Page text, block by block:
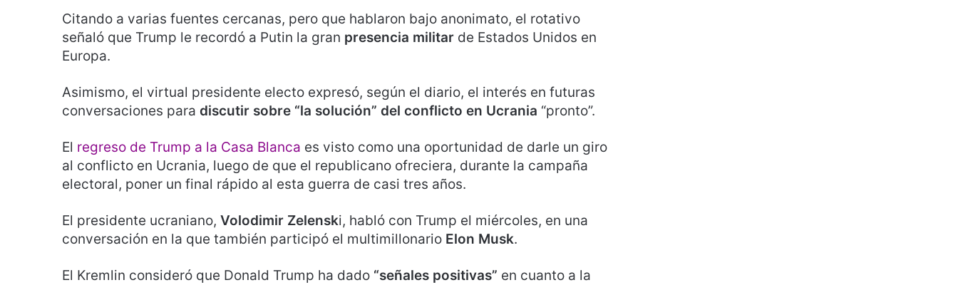
Citando a varias fuentes cercanas, pero que hablaron bajo anonimato, el rotativo
señaló que Trump le recordó a Putin la gran presencia militar de Estados Unidos en
Europa.
Asimismo, el virtual presidente electo expresó, según el diario, el interés en futuras
conversaciones para discutir sobre “la solución” del conflicto en Ucrania “pronto”.
El regreso de Trump a la Casa Blanca es visto como una oportunidad de darle un giro
al conflicto en Ucrania, luego de que el republicano ofreciera, durante la campaña
electoral, poner un final rápido al esta guerra de casi tres años.
El presidente ucraniano, Volodimir Zelenski, habló con Trump el miércoles, en una
conversación en la que también participó el multimillonario Elon Musk.
El Kremlin consideró que Donald Trump ha dado “señales positivas” en cuanto a la